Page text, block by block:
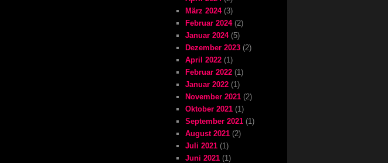
März 2024(3)
Februar 2024(2)
Januar 2024(5)
Dezember 2023 (2)
April 2022 (1)
Februar 2022 (1)
Januar 2022 (1)
November 2021 (2)
Oktober 2021 (1)
September 2021 (1)
August 2021 (2)
Juli 2021 (1)
Juni 2021 (1)